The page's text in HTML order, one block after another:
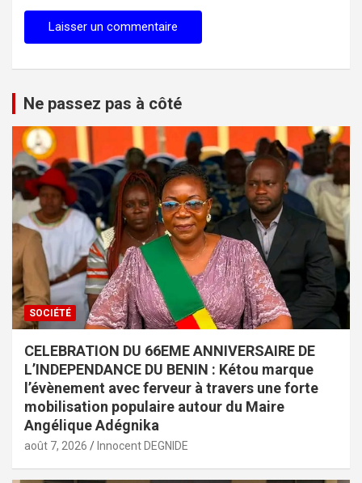
Ne passez pas à côté
SOCIÉTÉ
CELEBRATION DU 66EME ANNIVERSAIRE DE
L’INDEPENDANCE DU BENIN : Kétou marque
l’évènement avec ferveur à travers une forte
mobilisation populaire autour du Maire
Angélique Adégnika
août 7, 2026 Innocent DEGNIDE